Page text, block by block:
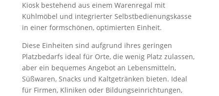
Kiosk bestehend aus einem Warenregal mit
Kühlmöbel und integrierter Selbstbedienungskasse
in einer formschönen, optimierten Einheit.
Diese Einheiten sind aufgrund ihres geringen
Platzbedarfs ideal für Orte, die wenig Platz zulassen,
aber ein bequemes Angebot an Lebensmitteln,
Süßwaren, Snacks und Kaltgetränken bieten. Ideal
für Firmen, Kliniken oder Bildungseinrichtungen,